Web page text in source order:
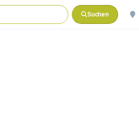
Suchen